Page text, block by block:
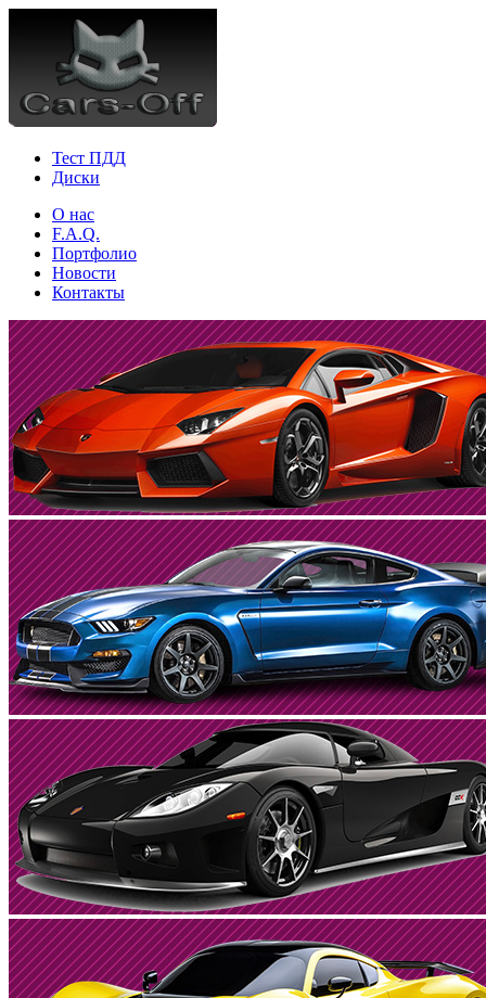
Тест ПДД
Диски
О нас
F.A.Q.
Портфолио
Новости
Контакты